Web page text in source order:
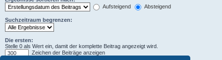
Aufsteigend
Absteigend
Suchzeitraum begrenzen:
Die ersten:
Stelle 0 als Wert ein, damit der komplette Beitrag angezeigt wird.
Zeichen der Beiträge anzeigen